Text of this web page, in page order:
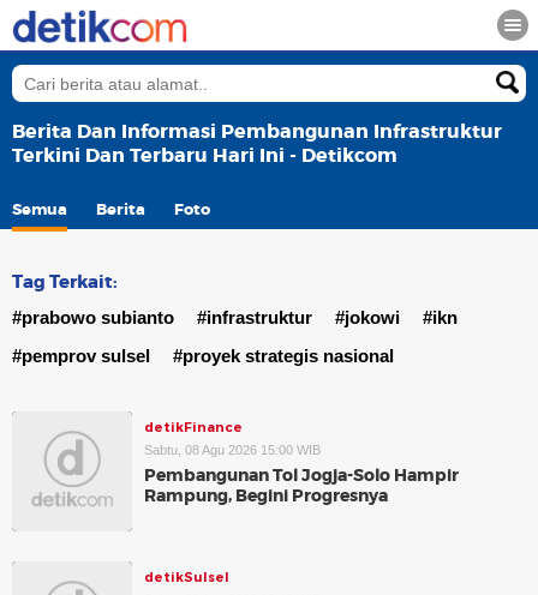
Berita Dan Informasi Pembangunan Infrastruktur
Terkini Dan Terbaru Hari Ini - Detikcom
Semua Berita Foto
Tag Terkait:
#prabowo subianto #infrastruktur #jokowi
#ikn
#pemprov sulsel
#proyek strategis nasional
detikFinance
Sabtu, 08 Agu 2026 15:00 WIB
Pembangunan Tol Jogja-Solo Hampir
Rampung, Begini Progresnya
detikSulsel